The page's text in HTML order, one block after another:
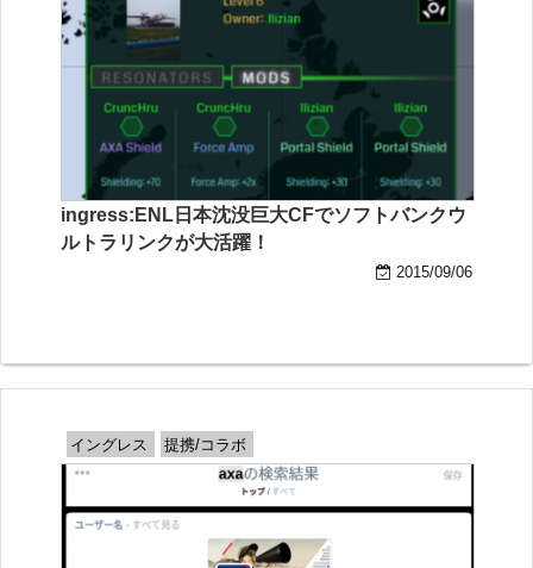
ingress:ENL日本沈没巨大CFでソフトバンクウ
ルトラリンクが大活躍！
2015/09/06
イングレス 提携/コラボ